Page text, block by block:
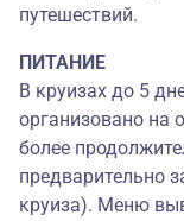
путешествий.
ПИТАНИЕ
В круизах до 5
организовано на
более
предварительно
круиза). Меню